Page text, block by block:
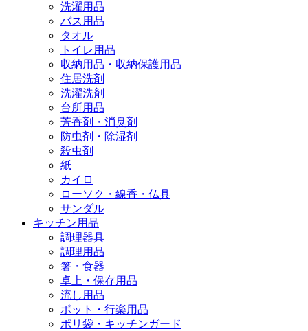
洗濯用品
バス用品
タオル
トイレ用品
収納用品・収納保護用品
住居洗剤
洗濯洗剤
台所用品
芳香剤・消臭剤
防虫剤・除湿剤
殺虫剤
紙
カイロ
ローソク・線香・仏具
サンダル
キッチン用品
調理器具
調理用品
箸・食器
卓上・保存用品
流し用品
ポット・行楽用品
ポリ袋・キッチンガード